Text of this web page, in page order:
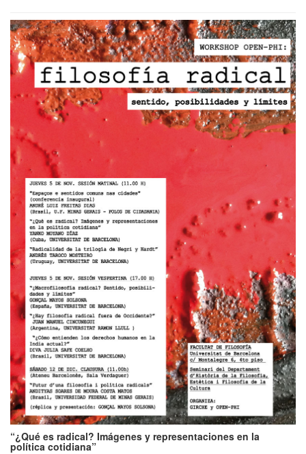
“¿Qué es radical? Imágenes y representaciones en la
política cotidiana”